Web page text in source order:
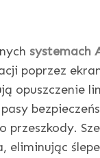
systemach
poprzez
opuszczenie
przeszkody.
eliminując